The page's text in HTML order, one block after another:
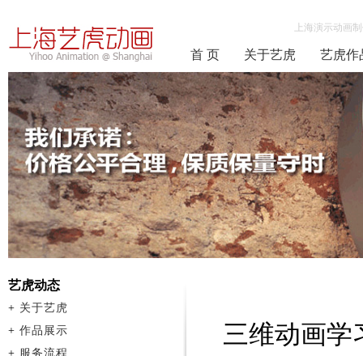
上海演示动画
首 页 关于艺虎 艺虎作
三维动画学
艺虎动态
+ 关于艺虎
+ 作品展示
+ 服务流程